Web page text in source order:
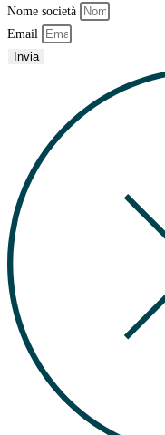
Nome società
Email
Invia